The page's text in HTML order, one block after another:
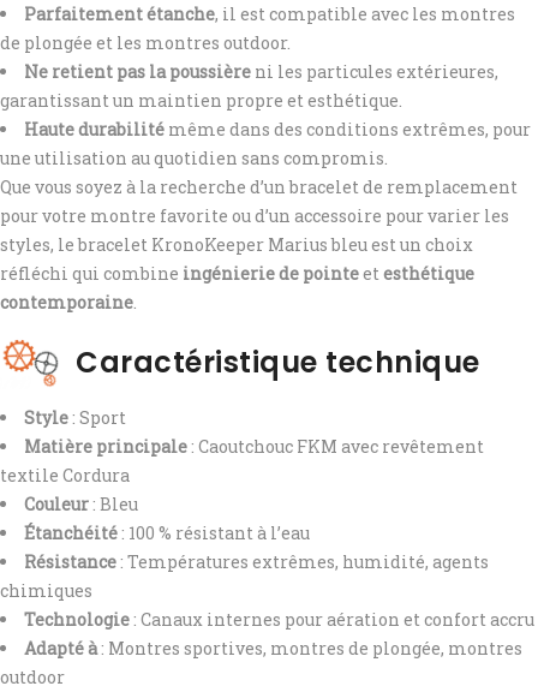
Parfaitement étanche, il est compatible avec les montres
de plongée et les montres outdoor.
Ne retient pas la poussière ni les particules extérieures,
garantissant un maintien propre et esthétique.
Haute durabilité même dans des conditions extrêmes, pour
une utilisation au quotidien sans compromis.
Que vous soyez à la recherche d’un bracelet de remplacement
pour votre montre favorite ou d’un accessoire pour varier les
styles, le bracelet KronoKeeper Marius bleu est un choix
réfléchi qui combine ingénierie de pointeet esthétique
contemporaine
Caractéristique technique
Style: Sport
Matière principale: Caoutchouc FKM avec revêtement
textile Cordura
Couleur: Bleu
Étanchéité: 100 % résistant à l’eau
Résistance: Températures extrêmes, humidité, agents
chimiques
Technologie: Canaux internes pour aération et confort accru
Adapté à: Montres sportives, montres de plongée, montres
outdoor